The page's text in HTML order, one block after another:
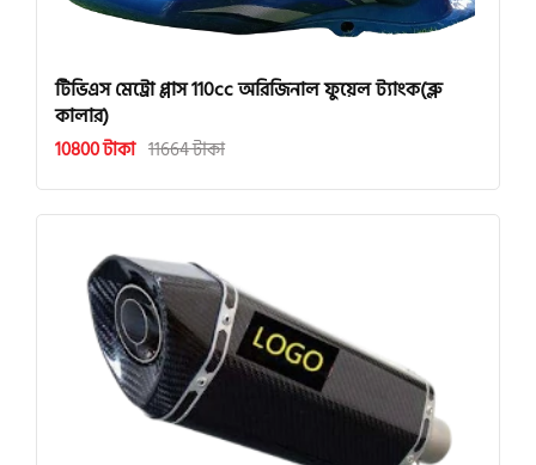
টিভিএস মেট্রো প্লাস 110cc অরিজিনাল ফুয়েল ট্যাংক(ব্লু
কালার)
10800 টাকা 11664 টাকা